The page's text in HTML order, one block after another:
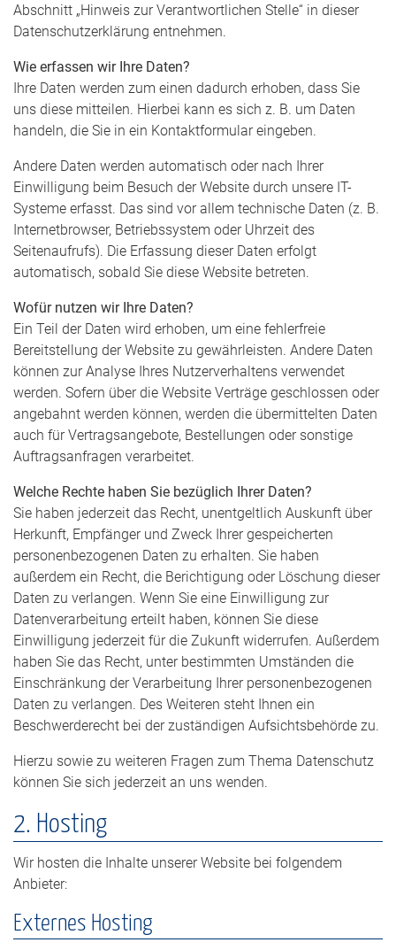
Abschnitt „Hinweis zur Verantwortlichen Stelle“ in dieser
Datenschutzerklärung entnehmen.
Wie erfassen wir Ihre Daten?
Ihre Daten werden zum einen dadurch erhoben, dass Sie
uns diese mitteilen. Hierbei kann es sich z. B. um Daten
handeln, die Sie in ein Kontaktformular eingeben.
Andere Daten werden automatisch oder nach Ihrer
Einwilligung beim Besuch der Website durch unsere IT-
Systeme erfasst. Das sind vor allem technische Daten (z. B.
Internetbrowser, Betriebssystem oder Uhrzeit des
Seitenaufrufs). Die Erfassung dieser Daten erfolgt
automatisch, sobald Sie diese Website betreten.
Wofür nutzen wir Ihre Daten?
Ein Teil der Daten wird erhoben, um eine fehlerfreie
Bereitstellung der Website zu gewährleisten. Andere Daten
können zur Analyse Ihres Nutzerverhaltens verwendet
werden. Sofern über die Website Verträge geschlossen oder
angebahnt werden können, werden die übermittelten Daten
auch für Vertragsangebote, Bestellungen oder sonstige
Auftragsanfragen verarbeitet.
Welche Rechte haben Sie bezüglich Ihrer Daten?
Sie haben jederzeit das Recht, unentgeltlich Auskunft über
Herkunft, Empfänger und Zweck Ihrer gespeicherten
personenbezogenen Daten zu erhalten. Sie haben
außerdem ein Recht, die Berichtigung oder Löschung dieser
Daten zu verlangen. Wenn Sie eine Einwilligung zur
Datenverarbeitung erteilt haben, können Sie diese
Einwilligung jederzeit für die Zukunft widerrufen. Außerdem
haben Sie das Recht, unter bestimmten Umständen die
Einschränkung der Verarbeitung Ihrer personenbezogenen
Daten zu verlangen. Des Weiteren steht Ihnen ein
Beschwerderecht bei der zuständigen Aufsichtsbehörde zu.
Hierzu sowie zu weiteren Fragen zum Thema Datenschutz
können Sie sich jederzeit an uns wenden.
2. Hosting
Wir hosten die Inhalte unserer Website bei folgendem
Anbieter:
Externes Hosting